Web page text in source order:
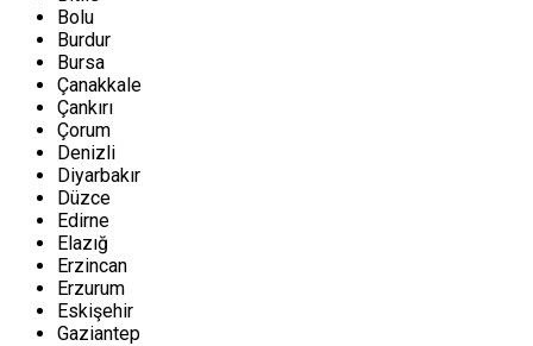
Bolu
Burdur
Bursa
Çanakkale
Çankırı
Çorum
Denizli
Diyarbakır
Düzce
Edirne
Elazığ
Erzincan
Erzurum
Eskişehir
Gaziantep